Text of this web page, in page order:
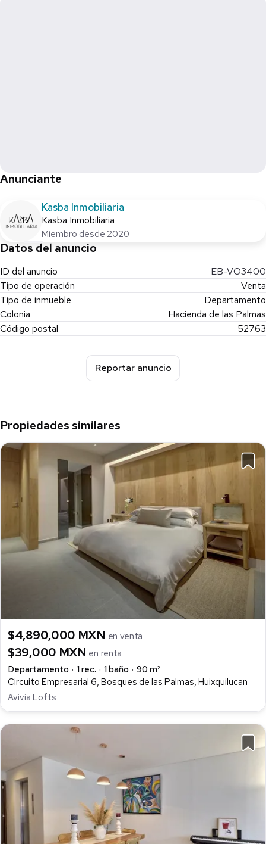
Anunciante
Kasba Inmobiliaria
Kasba Inmobiliaria
Miembro desde 2020
Datos del anuncio
ID del anuncio
EB-VO3400
Tipo de operación
Venta
Tipo de inmueble
Departamento
Colonia
Hacienda de las Palmas
Código postal
52763
Reportar anuncio
Propiedades similares
$4,890,000 MXN en venta
$39,000 MXN en renta
Departamento
1 rec. 1 baño
90 m²
Circuito Empresarial 6, Bosques de las Palmas, Huixquilucan
Avivia Lofts